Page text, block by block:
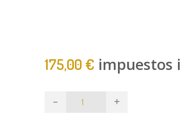
175,00 € impuestos
- +